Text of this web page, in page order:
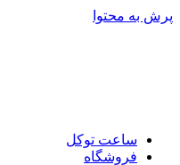
پرش به محتوا
ساعت توکل
فروشگاه